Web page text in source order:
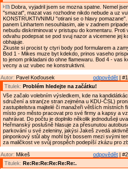
Dobra, vyjadril jsem se mozna spatne. Nemel
"smazat", mazat vas rozhodne nikdo nebude a uz
KONSTRUKTIVNIMU "otirani se o hlavy
panem Linhartem nesouhlasim, ale v zadnem
nebudu diskriminovat v pristupu do komentaru. Proti
odvahu podepsat se pod svuj nazor a vicemene jej
obhajuje.
Zkuste si procist ty ctyri body pod formularem a
Bod 1 - Mikes muze byt kdekdo, prinos vaseho
to jenom prikladani do ohne flamewaru. Bod 4 - vas
vecny a uz vubec ne konstruktivni.
odpovědět |
Autor: Pavel Koďousek
Titulek: Problém hledejte na začátku!
Vše začalo volebním výsledkem, kde na
sdružení a stran(ze stran zejména u KDU-ČSL)
zastupitelstva majitelé či manažeři větších místních
místo pro město pracovat pro své firmy a kapsy a
nahrávat. Do počtu je doplnilo několik jednodušeji
Heřmanský poslušně hlasuje za přesunutou
parkování u své zeleniny, jakýsi Jakeš zvedá
pinponkový stůl aby mohl být bossem mezi svými
za maličkost ve svůj prospěch podepíší zkázu pro
odpovědět |
Autor: Mikeš
Titulek: Re:Re:Re:Re:Re:Re:.